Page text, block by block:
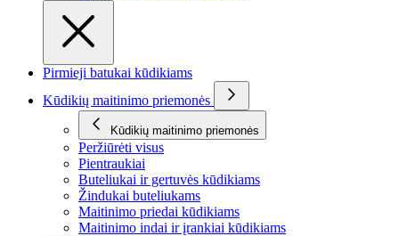
Pirmieji batukai kūdikiams
Kūdikių maitinimo priemonės
Kūdikių maitinimo priemonės
Peržiūrėti visus
Pientraukiai
Buteliukai ir gertuvės kūdikiams
Žindukai buteliukams
Maitinimo priedai kūdikiams
Maitinimo indai ir įrankiai kūdikiams